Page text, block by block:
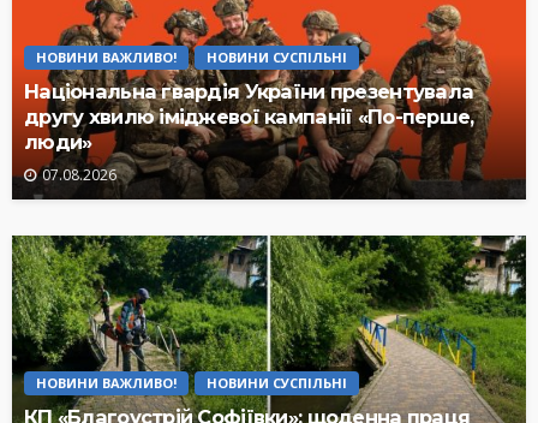
НОВИНИ ВАЖЛИВО! НОВИНИ СУСПІЛЬНІ
Національна гвардія України презентувала
другу хвилю іміджевої кампанії «По-перше,
люди»
07.08.2026
НОВИНИ ВАЖЛИВО! НОВИНИ СУСПІЛЬНІ
КП «Благоустрій Софіївки»: щоденна праця